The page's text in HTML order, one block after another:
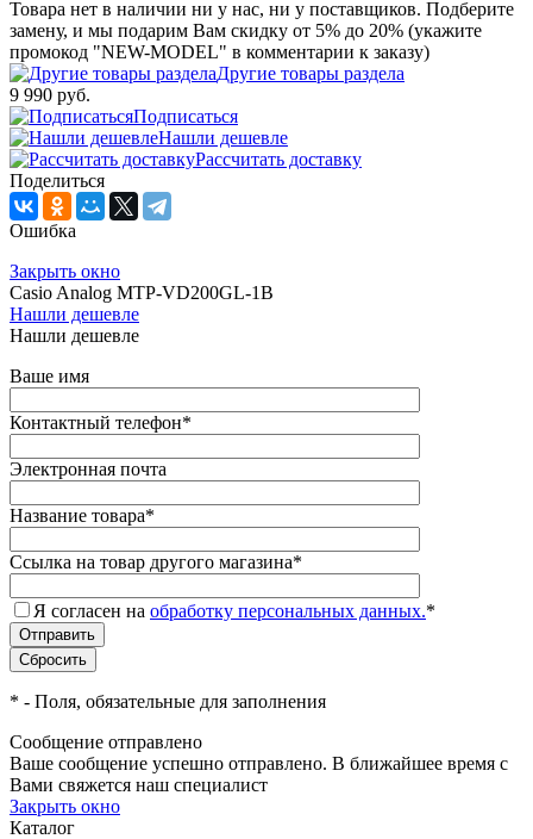
Товара нет в наличии ни у нас, ни у поставщиков. Подберите
замену, и мы подарим Вам скидку от 5% до 20% (укажите
промокод "NEW-MODEL" в комментарии к заказу)
Другие товары раздела
9 990 руб.
Подписаться
Нашли дешевле
Рассчитать доставку
Поделиться
Ошибка
Закрыть окно
Casio Analog MTP-VD200GL-1B
Нашли дешевле
Нашли дешевле
Ваше имя
Контактный телефон*
Электронная почта
Название товара*
Ссылка на товар другого магазина*
Я согласен на обработку персональных данных.*
* - Поля, обязательные для заполнения
Сообщение отправлено
Ваше сообщение успешно отправлено. В ближайшее время с
Вами свяжется наш специалист
Закрыть окно
Каталог